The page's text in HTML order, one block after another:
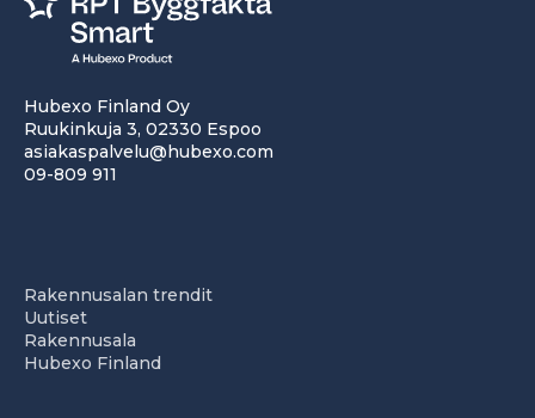
Hubexo Finland Oy
Ruukinkuja 3, 02330 Espoo
asiakaspalvelu@hubexo.com
09-809 911
Rakennusalan trendit
Uutiset
Rakennusala
Hubexo Finland